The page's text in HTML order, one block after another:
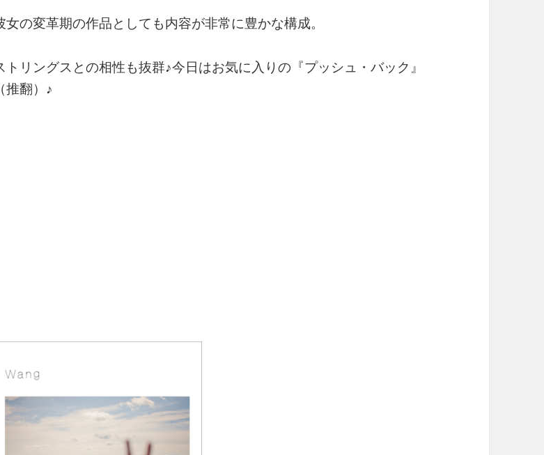
女の変革期の作品としても内容が非常に豊かな構成。
トリングスとの相性も抜群♪今日はお気に入りの『プッシュ・バック』
（推翻）♪